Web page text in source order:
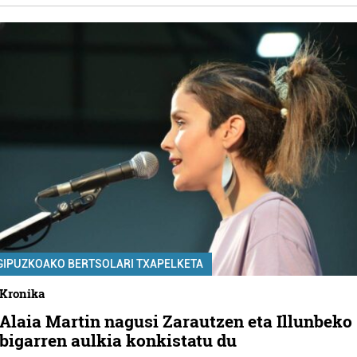
BERTSOLARI TXAPELKETA
Martin nagusi Zarautzen eta Illunbeko
aulkia konkistatu du